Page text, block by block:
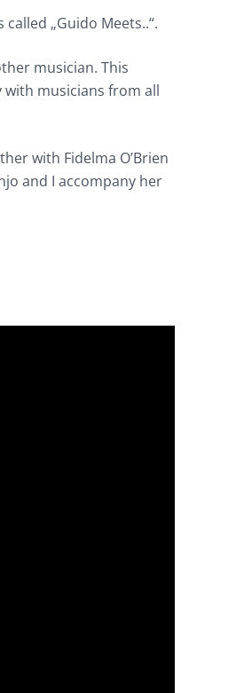
„Guido Meets..“.
musician. This
musicians from all
with Fidelma O’Brien
and I accompany her